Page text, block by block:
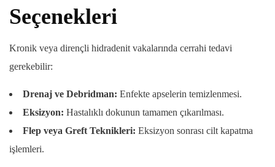
Seçenekleri
Kronik veya dirençli hidradenit vakalarında cerrahi tedavi
gerekebilir:
Drenaj ve Debridman: Enfekte apselerin temizlenmesi.
Eksizyon: Hastalıklı dokunun tamamen çıkarılması.
Flep veya Greft Teknikleri: Eksizyon sonrası cilt kapatma
işlemleri.